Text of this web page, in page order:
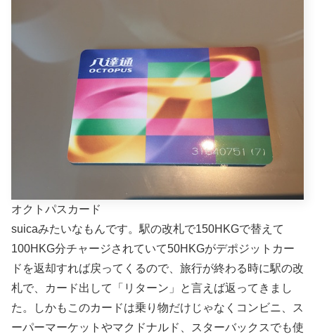
オクトパスカード
suicaみたいなもんです。駅の改札で150HKGで替えて
100HKG分チャージされていて50HKGがデポジットカー
ドを返却すれば戻ってくるので、旅行が終わる時に駅の改
札で、カード出して「リターン」と言えば返ってきまし
た。しかもこのカードは乗り物だけじゃなくコンビニ、ス
ーパーマーケットやマクドナルド、スターバックスでも使